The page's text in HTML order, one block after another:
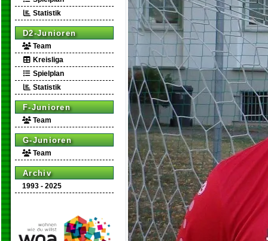
Statistik
D2-Junioren
Team
Kreisliga
Spielplan
Statistik
F-Junioren
Team
G-Junioren
Team
Archiv
1993 - 2025